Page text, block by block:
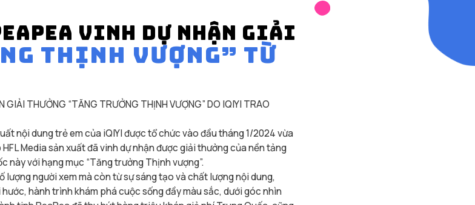
VINH DỰ NHẬN GIẢI
THỊNH VƯỢNG” TỪ
GIẢI THƯỞNG “TĂNG TRƯỞNG THỊNH VƯỢNG” DO IQIYI TRAO
nội dung trẻ em của iQIYI được tổ chức vào đầu tháng 1/2024 vừa
Media sản xuất đã vinh dự nhận được giải thưởng của nền tảng
này với hạng mục “Tăng trưởng Thịnh vượng”.
lượng người xem mà còn từ sự sáng tạo và chất lượng nội dung,
hành trình khám phá cuộc sống đầy màu sắc, dưới góc nhìn